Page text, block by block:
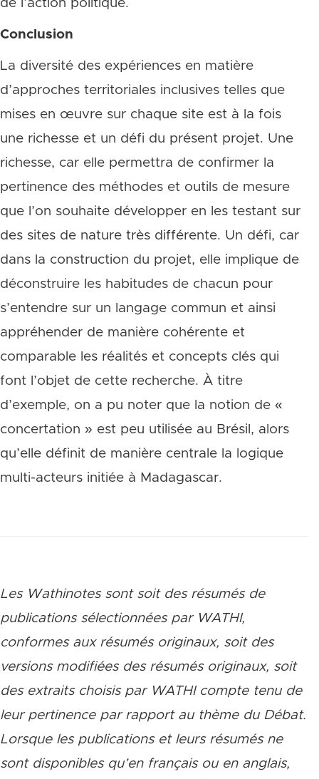
de l’action politique.
Conclusion
La diversité des expériences en matière
d’approches territoriales inclusives telles que
mises en œuvre sur chaque site est à la fois
une richesse et un défi du présent projet. Une
richesse, car elle permettra de confirmer la
pertinence des méthodes et outils de mesure
que l’on souhaite développer en les testant sur
des sites de nature très différente. Un défi, car
dans la construction du projet, elle implique de
déconstruire les habitudes de chacun pour
s’entendre sur un langage commun et ainsi
appréhender de manière cohérente et
comparable les réalités et concepts clés qui
font l’objet de cette recherche. À titre
d’exemple, on a pu noter que la notion de «
concertation » est peu utilisée au Brésil, alors
qu’elle définit de manière centrale la logique
multi-acteurs initiée à Madagascar.
Les Wathinotes sont soit des résumés de
publications sélectionnées par WATHI,
conformes aux résumés originaux, soit des
versions modifiées des résumés originaux, soit
des extraits choisis par WATHI compte tenu de
leur pertinence par rapport au thème du Débat.
Lorsque les publications et leurs résumés ne
sont disponibles qu’en français ou en anglais,